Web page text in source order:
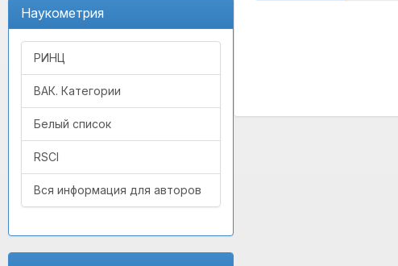
Наукометрия
РИНЦ
ВАК. Категории
Белый список
RSCI
Вся информация для авторов